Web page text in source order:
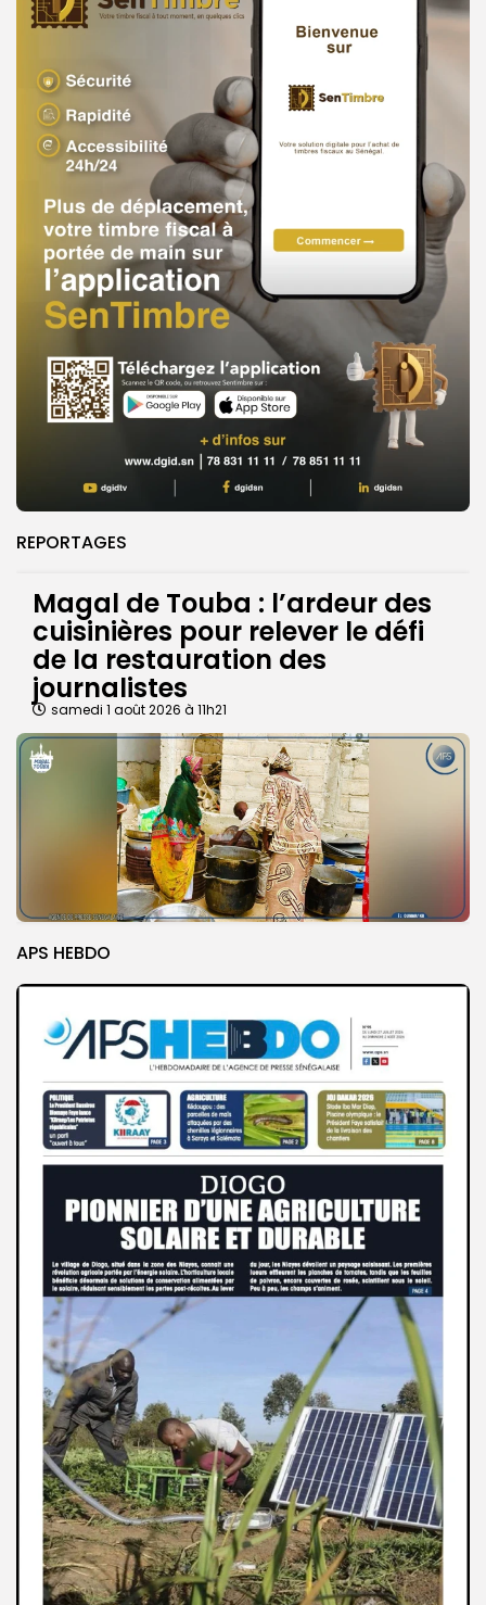
REPORTAGES
Magal de Touba : l’ardeur des
cuisinières pour relever le défi
de la restauration des
journalistes
samedi 1 août 2026 à 11h21
APS HEBDO